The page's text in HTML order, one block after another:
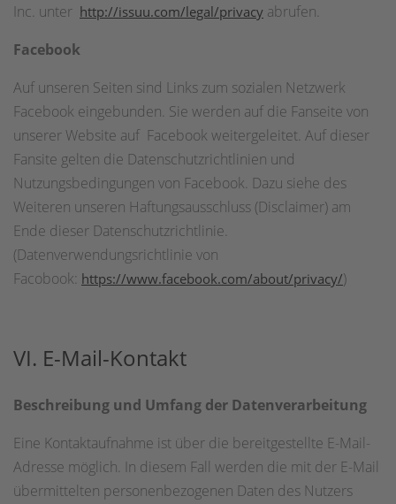
Inc. unter http://issuu.com/legal/privacy abrufen.
Facebook
Auf unseren Seiten sind Links zum sozialen Netzwerk
Facebook eingebunden. Sie werden auf die Fanseite von
unserer Website auf Facebook weitergeleitet. Auf dieser
Fansite gelten die Datenschutzrichtlinien und
Nutzungsbedingungen von Facebook. Dazu siehe des
Weiteren unseren Haftungsausschluss (Disclaimer) am
Ende dieser Datenschutzrichtlinie.
(Datenverwendungsrichtlinie von
Facobook: https://www.facebook.com/about/privacy/)
VI. E-Mail-Kontakt
Beschreibung und Umfang der Datenverarbeitung
Eine Kontaktaufnahme ist über die bereitgestellte E-Mail-
Adresse möglich. In diesem Fall werden die mit der E-Mail
übermittelten personenbezogenen Daten des Nutzers